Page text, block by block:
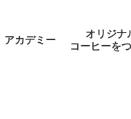
アカデミー
オリジナ
コーヒーを